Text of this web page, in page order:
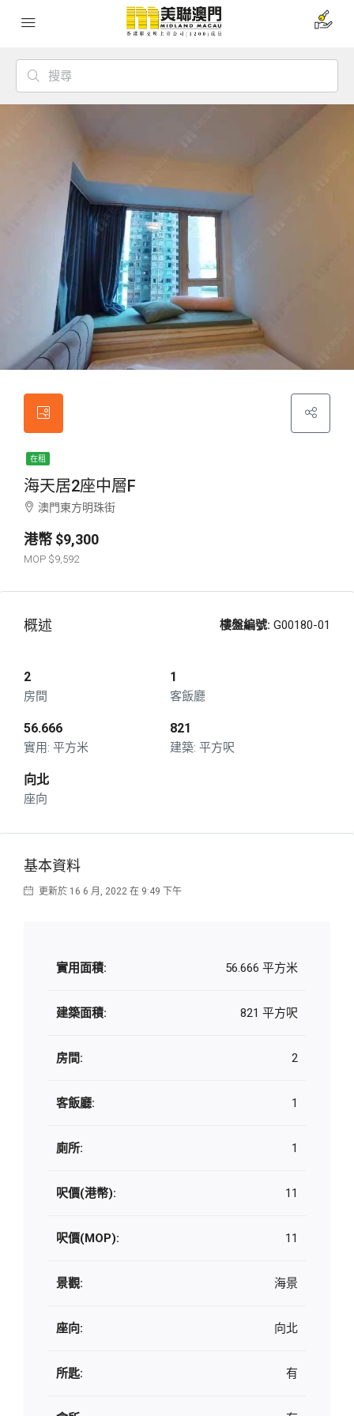
在租
海天居2座中層F
澳門東方明珠街
$9,300
$9,592
概述 樓盤編號: G00180-01
2
房間
1
客飯廳
56.666
平方米
821
平方呎
向北
座向
基本資料
更新於 16 6 月, 2022 在 9:49 下午
實用面積: 56.666 平方米
建築面積: 821 平方呎
房間: 2
客飯廳: 1
廁所: 1
呎價(港幣): 11
呎價(MOP): 11
景觀: 海景
座向: 向北
所匙: 有